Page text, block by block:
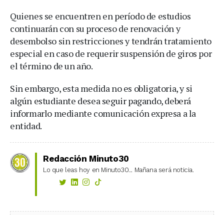
Quienes se encuentren en período de estudios
continuarán con su proceso de renovación y
desembolso sin restricciones y tendrán tratamiento
especial en caso de requerir suspensión de giros por
el término de un año.
Sin embargo, esta medida no es obligatoria, y si
algún estudiante desea seguir pagando, deberá
informarlo mediante comunicación expresa a la
entidad.
Redacción Minuto30
Lo que leas hoy en Minuto30... Mañana será noticia.